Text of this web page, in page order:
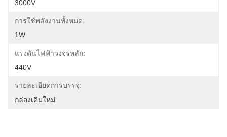
3000V
การใช้พลังงานทั้งหมด:
1W
แรงดันไฟฟ้าวงจรหลัก:
440V
รายละเอียดการบรรจุ:
กล่องเดิมใหม่